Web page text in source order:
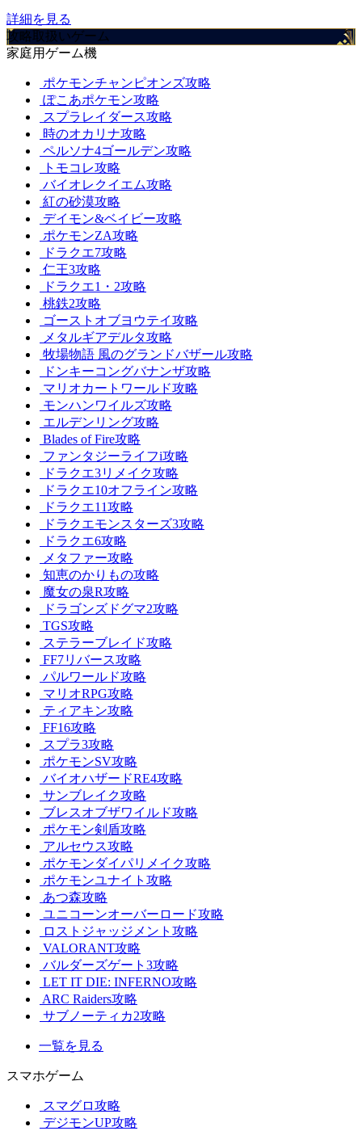
詳細を見る
攻略取扱いゲーム
家庭用ゲーム機
ポケモンチャンピオンズ攻略
ぽこあポケモン攻略
スプラレイダース攻略
時のオカリナ攻略
ペルソナ4ゴールデン攻略
トモコレ攻略
バイオレクイエム攻略
紅の砂漠攻略
デイモン&ベイビー攻略
ポケモンZA攻略
ドラクエ7攻略
仁王3攻略
ドラクエ1・2攻略
桃鉄2攻略
ゴーストオブヨウテイ攻略
メタルギアデルタ攻略
牧場物語 風のグランドバザール攻略
ドンキーコングバナンザ攻略
マリオカートワールド攻略
モンハンワイルズ攻略
エルデンリング攻略
Blades of Fire攻略
ファンタジーライフi攻略
ドラクエ3リメイク攻略
ドラクエ10オフライン攻略
ドラクエ11攻略
ドラクエモンスターズ3攻略
ドラクエ6攻略
メタファー攻略
知恵のかりもの攻略
魔女の泉R攻略
ドラゴンズドグマ2攻略
TGS攻略
ステラーブレイド攻略
FF7リバース攻略
パルワールド攻略
マリオRPG攻略
ティアキン攻略
FF16攻略
スプラ3攻略
ポケモンSV攻略
バイオハザードRE4攻略
サンブレイク攻略
ブレスオブザワイルド攻略
ポケモン剣盾攻略
アルセウス攻略
ポケモンダイパリメイク攻略
ポケモンユナイト攻略
あつ森攻略
ユニコーンオーバーロード攻略
ロストジャッジメント攻略
VALORANT攻略
バルダーズゲート3攻略
LET IT DIE: INFERNO攻略
ARC Raiders攻略
サブノーティカ2攻略
一覧を見る
スマホゲーム
スマグロ攻略
デジモンUP攻略